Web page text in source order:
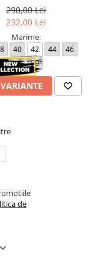
290,00 Lei
232,00 Lei
Marime:
40 42 44
46
48
50
de